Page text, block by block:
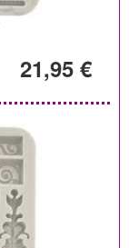
21,95 €